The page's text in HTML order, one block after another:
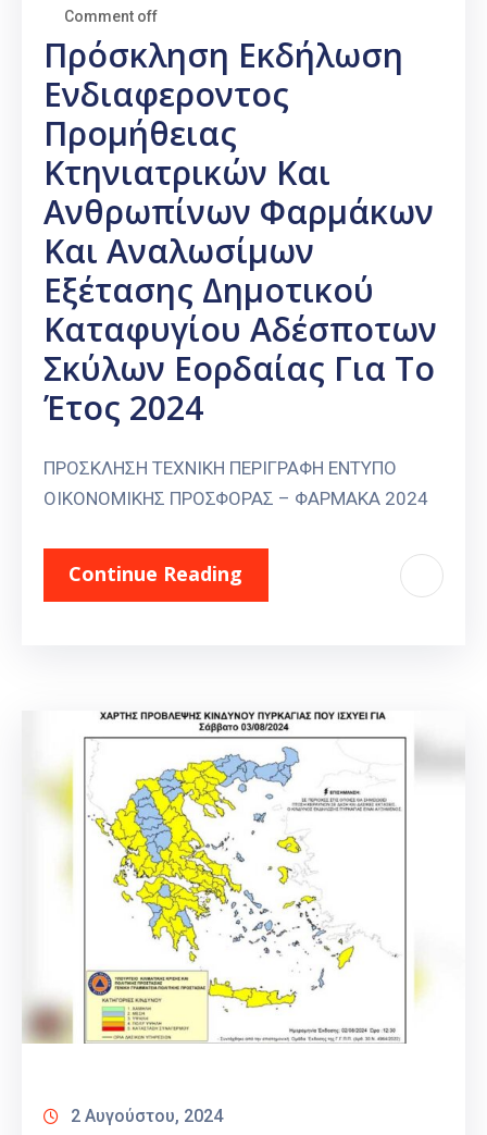
Comment off
Πρόσκληση Εκδήλωση
Ενδιαφεροντος
Προμήθειας
Κτηνιατρικών Και
Ανθρωπίνων Φαρμάκων
Και Αναλωσίμων
Εξέτασης Δημοτικού
Καταφυγίου Αδέσποτων
Σκύλων Εορδαίας Για Το
Έτος 2024
ΠΡΟΣΚΛΗΣΗ ΤΕΧΝΙΚΗ ΠΕΡΙΓΡΑΦΗ ΕΝΤΥΠΟ
ΟΙΚΟΝΟΜΙΚΗΣ ΠΡΟΣΦΟΡΑΣ – ΦΑΡΜΑΚΑ 2024
Continue Reading
2 Αυγούστου, 2024